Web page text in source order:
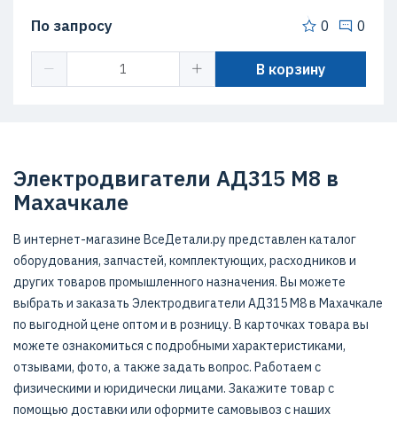
По запросу 0 0
В корзину
Электродвигатели АД315 M8 в
Махачкале
В интернет-магазине ВсеДетали.ру представлен каталог
оборудования, запчастей, комплектующих, расходников и
других товаров промышленного назначения. Вы можете
выбрать и заказать Электродвигатели АД315 M8 в Махачкале
по выгодной цене оптом и в розницу. В карточках товара вы
можете ознакомиться с подробными характеристиками,
отзывами, фото, а также задать вопрос. Работаем с
физическими и юридически лицами. Закажите товар с
помощью доставки или оформите самовывоз с наших